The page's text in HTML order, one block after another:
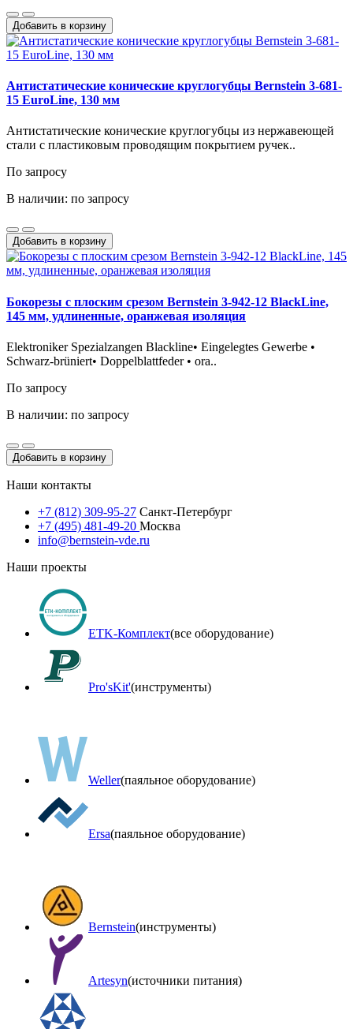
Добавить в корзину
Антистатические конические круглогубцы Bernstein 3-681-
15 EuroLine, 130 мм
Антистатические конические круглогубцы из нержавеющей
стали с пластиковым проводящим покрытием ручек..
По запросу
В наличии: по запросу
Добавить в корзину
Бокорезы с плоским срезом Bernstein 3-942-12 BlackLine,
145 мм, удлиненные, оранжевая изоляция
Elektroniker Spezialzangen Blackline• Eingelegtes Gewerbe •
Schwarz-brüniert• Doppelblattfeder • ora..
По запросу
В наличии: по запросу
Добавить в корзину
Наши контакты
+7 (812) 309-95-27 Санкт-Петербург
+7 (495) 481-49-20 Москва
info@bernstein-vde.ru
Наши проекты
ETK-Комплект(все оборудование)
Pro'sKit'(инструменты)
Weller(паяльное оборудование)
Ersa(паяльное оборудование)
Bernstein(инструменты)
Artesyn(источники питания)